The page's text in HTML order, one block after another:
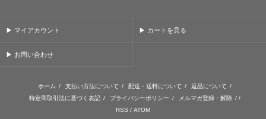
▶ マイアカウント ▶ カートを見る
▶ お問い合わせ
ホーム / 支払い方法について / 配送・送料について / 返品について /
特定商取引法に基づく表記 / プライバシーポリシー / メルマガ登録・解除 / /
RSS / ATOM